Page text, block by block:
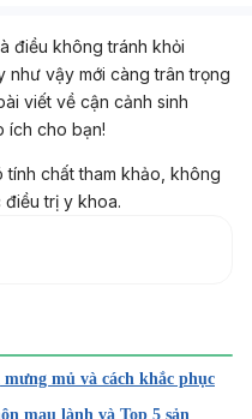
điều không tránh khỏi
vậy mới càng trân trọng
viết về cận cảnh sinh
ích cho bạn!
chất tham khảo, không
trị y khoa.
treatments/22904-
mủ và cách khắc phục
mau lành và Top 5 sản